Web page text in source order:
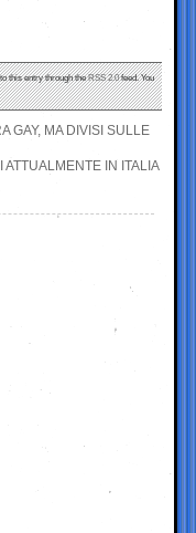
this entry through theRSS 2.0feed. You
GAY, MA DIVISI SULLE
IN ITALIA